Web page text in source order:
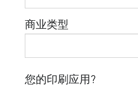
商业类型
您的印刷应用?